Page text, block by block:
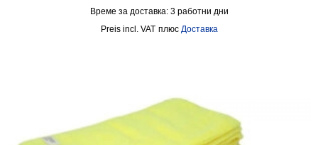
Време за доставка: 3 работни дни
incl. VAT плюс Доставка